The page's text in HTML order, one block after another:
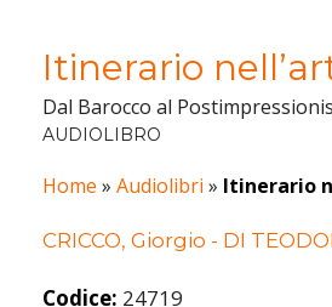
Itinerario
Dal Barocco al
AUDIOLIBRO
Home » Audiolibri » Itinerario
CRICCO, Giorgio - DI
Codice: 24719